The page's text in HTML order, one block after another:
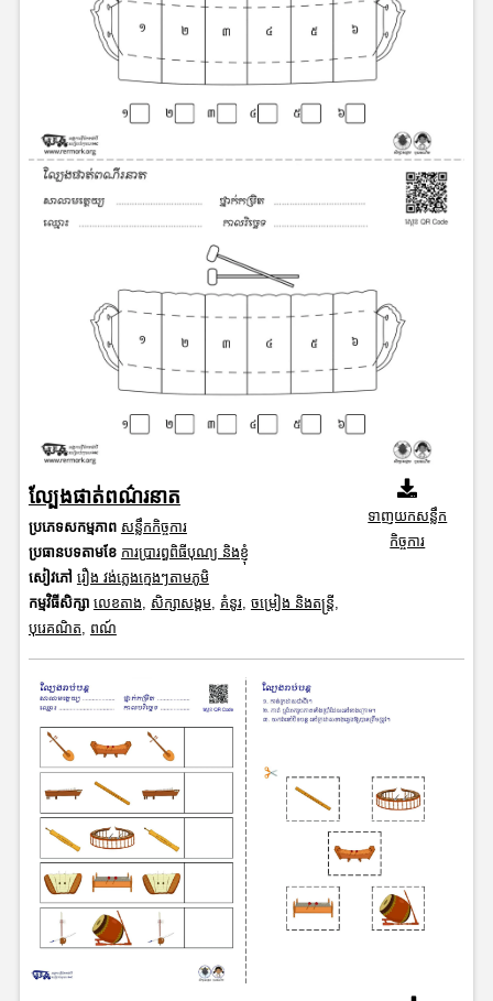
ល្បែងផាត់ពណ៌រនាត
ប្រភេទសកម្មភាព សន្លឹកកិច្ចការ
ប្រធានបទតាមខែ ការប្រារព្ធពិធីបុណ្យ និងខ្ញុំ
សៀវភៅ រឿង វង់ភ្លេងក្មេងៗតាមភូមិ
កម្មវិធីសិក្សា លេខតាង សិក្សាសង្គម, គំនូរ, ចម្រៀង និងតន្ត្រី
បុរេគណិត
ពណ៍
ទាញយកសន្លឹក
កិច្ចការ